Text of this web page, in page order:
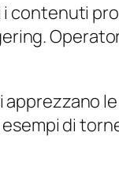
i contenuti
di